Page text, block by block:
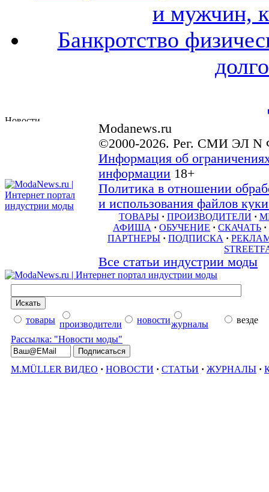
и мужчин,
Банкротство
Modanews.ru
©2000-2026. Рег. СМИ ЭЛ N
Информация об
информации 18+
Политика в отношении
и использования файлов
ТОВАРЫ · ПРОИЗВОДИТЕЛИ ·
АФИША · ОБУЧЕНИЕ · СКАЧАТЬ ·
ПАРТНЕРЫ · ПОДПИСКА ·
Все статьи индустрии моды
товары производители новостижурналы
везде
Рассылка: "Новости моды"
M.MÜLLER ВИДЕО · НОВОСТИ · СТАТЬИ · ЖУРНАЛЫ ·